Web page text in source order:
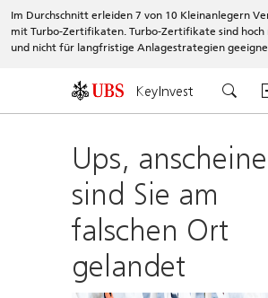
Im Durchschnitt erleiden 7 von 10 Kleinanlegern
mit Turbo-Zertifikaten. Turbo-Zertifikate sind hoch
und nicht für langfristige Anlagestrategien
KeyInvest
Ups,
sind Sie am
falschen Ort
gelandet